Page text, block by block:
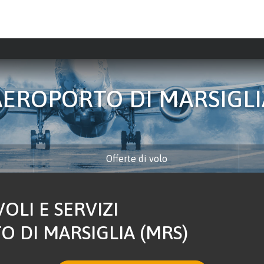
DI
Offerte di volo
E SERVIZI
DI MARSIGLIA (MRS)